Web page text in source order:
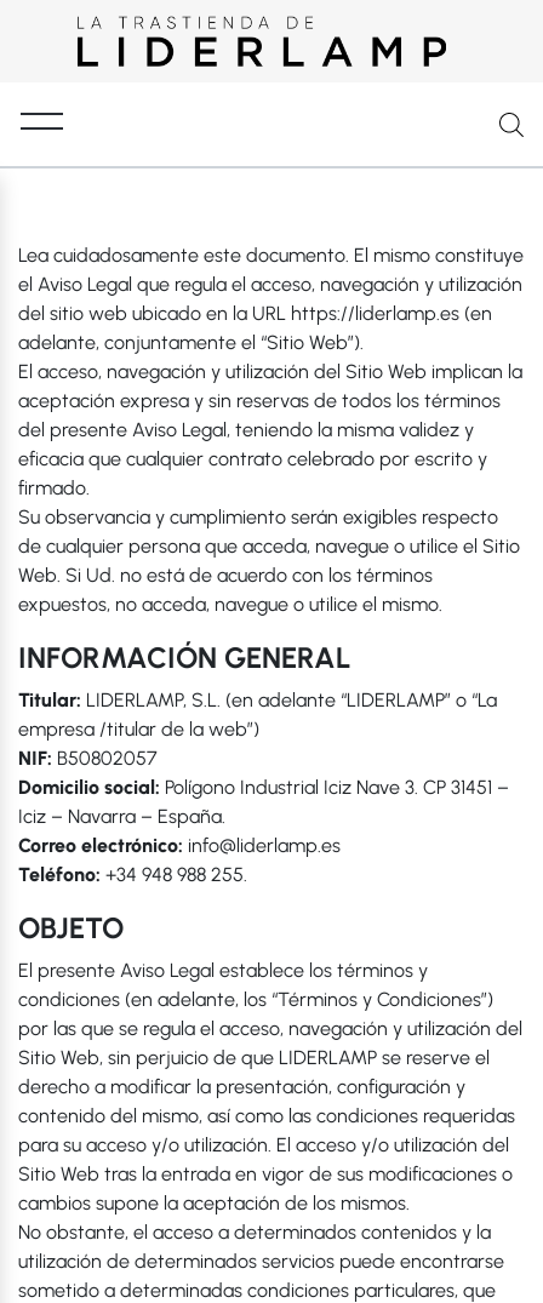
Lea cuidadosamente este documento. El mismo constituye
el Aviso Legal que regula el acceso, navegación y utilización
del sitio web ubicado en la URL https://liderlamp.es (en
adelante, conjuntamente el “Sitio Web”).
El acceso, navegación y utilización del Sitio Web implican la
aceptación expresa y sin reservas de todos los términos
del presente Aviso Legal, teniendo la misma validez y
eficacia que cualquier contrato celebrado por escrito y
firmado.
Su observancia y cumplimiento serán exigibles respecto
de cualquier persona que acceda, navegue o utilice el Sitio
Web. Si Ud. no está de acuerdo con los términos
expuestos, no acceda, navegue o utilice el mismo.
INFORMACIÓN GENERAL
Titular: LIDERLAMP, S.L. (en adelante “LIDERLAMP” o “La
empresa /titular de la web”)
NIF: B50802057
Domicilio social: Polígono Industrial Iciz Nave 3. CP 31451 –
Iciz – Navarra – España.
Correo electrónico: info@liderlamp.es
Teléfono: +34 948 988 255.
OBJETO
El presente Aviso Legal establece los términos y
condiciones (en adelante, los “Términos y Condiciones”)
por las que se regula el acceso, navegación y utilización del
Sitio Web, sin perjuicio de que LIDERLAMP se reserve el
derecho a modificar la presentación, configuración y
contenido del mismo, así como las condiciones requeridas
para su acceso y/o utilización. El acceso y/o utilización del
Sitio Web tras la entrada en vigor de sus modificaciones o
cambios supone la aceptación de los mismos.
No obstante, el acceso a determinados contenidos y la
utilización de determinados servicios puede encontrarse
sometido a determinadas condiciones particulares, que